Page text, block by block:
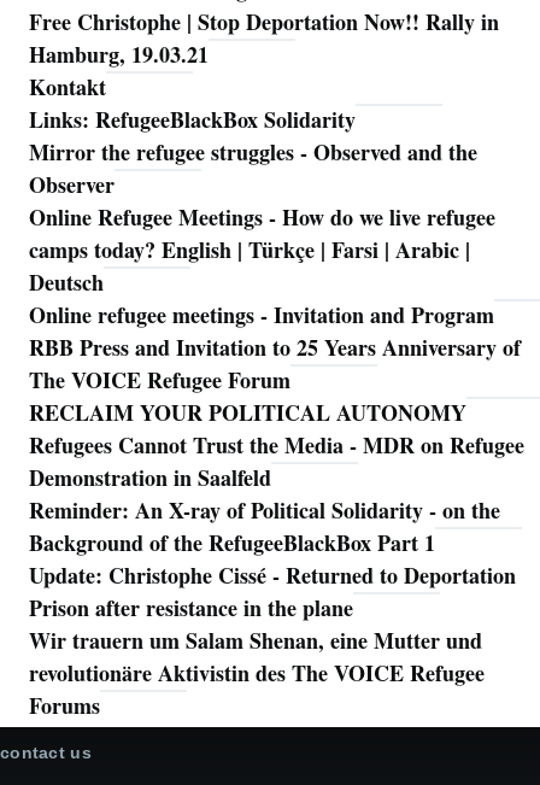
Free Christophe | Stop Deportation Now!! Rally in
Hamburg, 19.03.21
Kontakt
Links: RefugeeBlackBox Solidarity
Mirror the refugee struggles - Observed and the
Observer
Online Refugee Meetings - How do we live refugee
camps today? English | Türkçe | Farsi | Arabic |
Deutsch
Online refugee meetings - Invitation and Program
RBB Press and Invitation to 25 Years Anniversary of
The VOICE Refugee Forum
RECLAIM YOUR POLITICAL AUTONOMY
Refugees Cannot Trust the Media - MDR on Refugee
Demonstration in Saalfeld
Reminder: An X-ray of Political Solidarity - on the
Background of the RefugeeBlackBox Part 1
Update: Christophe Cissé - Returned to Deportation
Prison after resistance in the plane
Wir trauern um Salam Shenan, eine Mutter und
revolutionäre Aktivistin des The VOICE Refugee
Forums
contact us